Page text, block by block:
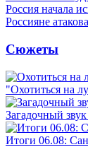
Россия начала
Россияне
Сюжеты
"Охотиться на
Загадочный
Итоги 06.08: